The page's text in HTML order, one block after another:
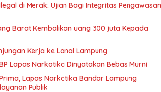
di Merak: Ujian Bagi Integritas Pengawasan
Barat Kembalikan uang 300 juta Kepada
Kerja ke Lanal Lampung
Lapas Narkotika Dinyatakan Bebas Murni
Lapas Narkotika Bandar Lampung
Publik